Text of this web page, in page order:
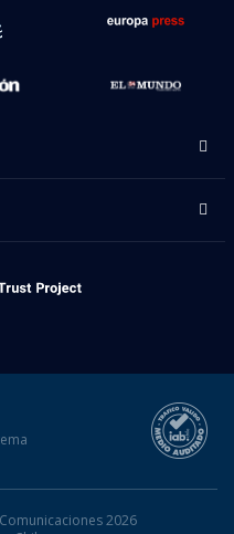
2026